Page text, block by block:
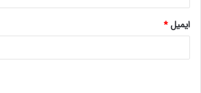
ایمیل*